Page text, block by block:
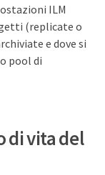
ILM
(replicate o
e dove si
pool di
di vita del